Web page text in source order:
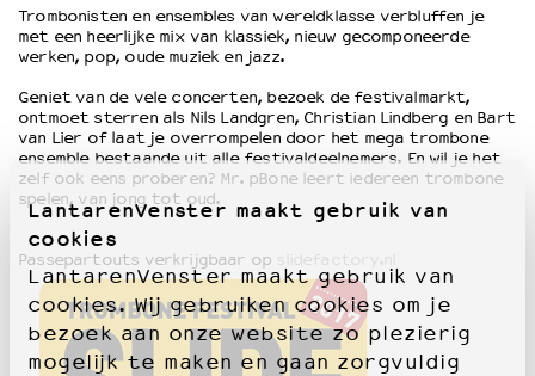
LantarenVenster maakt gebruik van
cookies
LantarenVenster maakt gebruik van
cookies. Wij gebruiken cookies om je
bezoek aan onze website zo plezierig
mogelijk te maken en gaan zorgvuldig
Speciale educatieprogramma’s
OVER LANTARENVENSTER
Wat we doen
Werken bij
Wie is wie
Word vriend
Historie
Partners
Huisregels
Privacyverklaring
Integriteits- en gedragscode
Trombonisten en ensembles van wereldklasse verbluffen je
met een heerlijke mix van klassiek, nieuw gecomponeerde
werken, pop, oude muziek en jazz.
Geniet van de vele concerten, bezoek de festivalmarkt,
ontmoet sterren als Nils Landgren, Christian Lindberg en Bart
van Lier of laat je overrompelen door het mega trombone
ensemble bestaande uit alle festivaldeelnemers. En wil je het
zelf ook eens proberen? Mr. pBone leert iedereen trombone
spelen, van jong tot oud.
Passepartouts verkrijgbaar op slidefactory.nl